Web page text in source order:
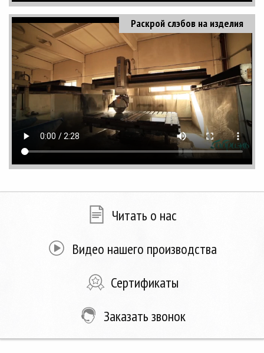
Раскрой слэбов на изделия
Читать о нас
Видео нашего производства
Сертификаты
Заказать звонок